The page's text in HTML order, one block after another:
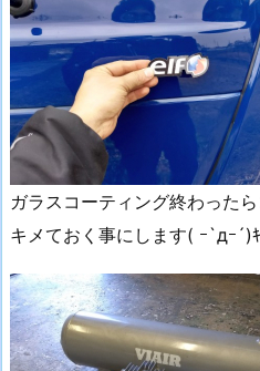
ガラスコーティング終わった
キメておく事にします( ｰ`дｰ´)